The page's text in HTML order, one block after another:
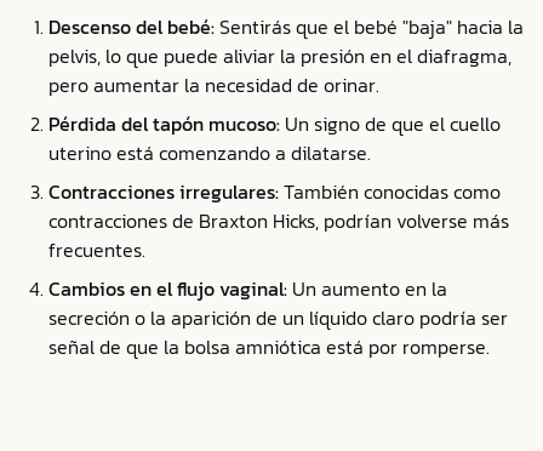
Descenso del bebé:Sentirás que el bebé "baja" hacia la
pelvis, lo que puede aliviar la presión en el diafragma,
pero aumentar la necesidad de orinar.
Pérdida del tapón mucoso: Un signo de que el cuello
uterino está comenzando a dilatarse.
Contracciones irregulares:También conocidas como
contracciones de Braxton Hicks, podrían volverse más
frecuentes.
Cambios en el flujo vaginal: Un aumento en la
secreción o la aparición de un líquido claro podría ser
señal de que la bolsa amniótica está por romperse.